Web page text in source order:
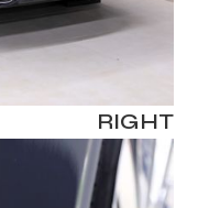
RIGHT